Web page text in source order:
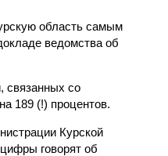
область самым
ведомства об
связанных со
189 (!) процентов.
Курской
говорят об